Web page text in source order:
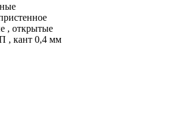
, открытые
, кант 0,4 мм